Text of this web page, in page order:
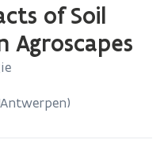
of Soil
Agroscapes